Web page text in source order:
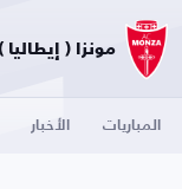
مونزا ( إيطاليا )
المباريات الأخبار